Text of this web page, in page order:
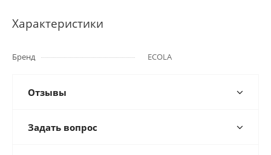
Характеристики
Бренд ECOLA
Отзывы
Задать вопрос